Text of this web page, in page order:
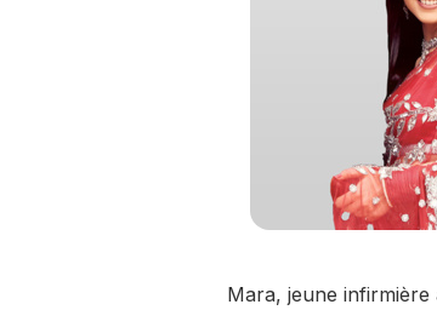
Mara, jeune infirmière